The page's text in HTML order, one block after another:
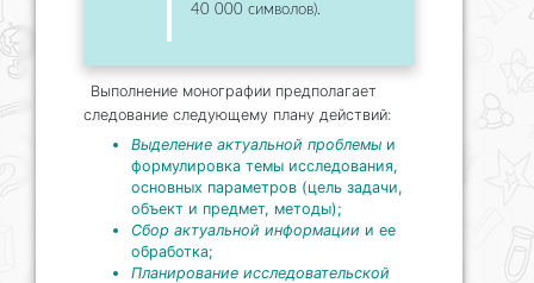
40 000 символов).
Выполнение монографии предполагает
следование следующему плану действий:
Выделение актуальной проблемы и
формулировка темы исследования,
основных параметров (цель задачи,
объект и предмет, методы);
Сбор актуальной информации и ее
обработка;
Планирование исследовательской